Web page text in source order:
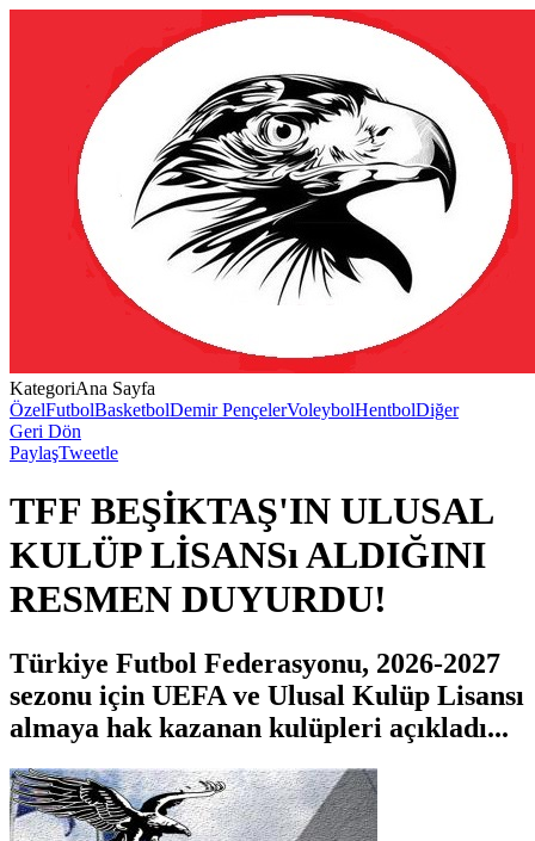
KategoriAna Sayfa
ÖzelFutbolBasketbolDemir PençelerVoleybolHentbolDiğer
Geri Dön
PaylaşTweetle
TFF BEŞİKTAŞ'IN ULUSAL
KULÜP LİSANSı ALDIĞINI
RESMEN DUYURDU!
Türkiye Futbol Federasyonu, 2026-2027
sezonu için UEFA ve Ulusal Kulüp Lisansı
almaya hak kazanan kulüpleri açıkladı...